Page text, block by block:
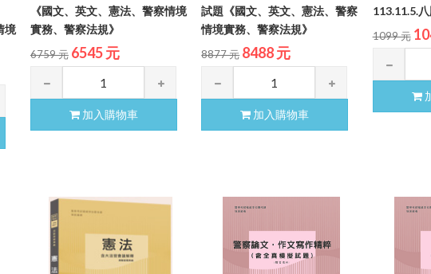
境
《國文、英文、憲法、警察情境
實務、警察法規》
6759 元 6545 元
加入購物車
試題《國文、英文、憲法、警察
情境實務、警察法規》
8877 元 8488 元
加入購物車
113.11.5.
1099 元